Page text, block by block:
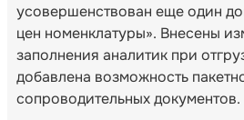
усовершенствован еще один
цен номенклатуры». Внесены
заполнения аналитик при
добавлена возможность
сопроводительных документов.